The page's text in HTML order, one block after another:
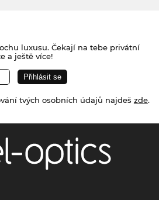
luxusu. Čekají na tebe privátní
a ještě více!
tvých osobních údajů najdeš zde.